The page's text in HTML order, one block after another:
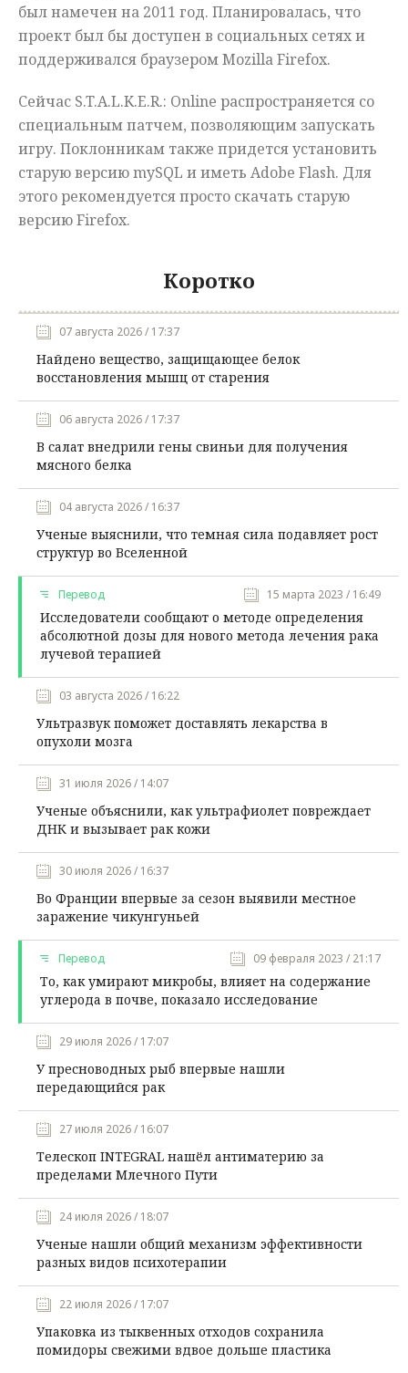
был намечен на 2011 год. Планировалась, что
проект был бы доступен в социальных сетях и
поддерживался браузером Mozilla Firefox.
Сейчас S.T.A.L.K.E.R.: Online распространяется со
специальным патчем, позволяющим запускать
игру. Поклонникам также придется установить
старую версию mySQL и иметь Adobe Flash. Для
этого рекомендуется просто скачать старую
версию Firefox.
Коротко
07 августа 2026 / 17:37
Найдено вещество, защищающее белок
восстановления мышц от старения
06 августа 2026 / 17:37
В салат внедрили гены свиньи для получения
мясного белка
04 августа 2026 / 16:37
Ученые выяснили, что темная сила подавляет рост
структур во Вселенной
Перевод 15 марта 2023 / 16:49
Исследователи сообщают о методе определения
абсолютной дозы для нового метода лечения рака
лучевой терапией
03 августа 2026 / 16:22
Ультразвук поможет доставлять лекарства в
опухоли мозга
31 июля 2026 / 14:07
Ученые объяснили, как ультрафиолет повреждает
ДНК и вызывает рак кожи
30 июля 2026 / 16:37
Во Франции впервые за сезон выявили местное
заражение чикунгуньей
Перевод 09 февраля 2023 / 21:17
То, как умирают микробы, влияет на содержание
углерода в почве, показало исследование
29 июля 2026 / 17:07
У пресноводных рыб впервые нашли
передающийся рак
27 июля 2026 / 16:07
Телескоп INTEGRAL нашёл антиматерию за
пределами Млечного Пути
24 июля 2026 / 18:07
Ученые нашли общий механизм эффективности
разных видов психотерапии
22 июля 2026 / 17:07
Упаковка из тыквенных отходов сохранила
помидоры свежими вдвое дольше пластика